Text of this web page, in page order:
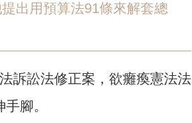
出用預算法91條來解套總
訴訟法修正案，欲癱瘓憲法法
腳。